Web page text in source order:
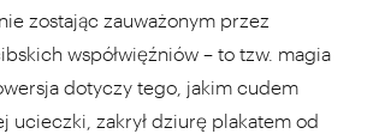
zostając zauważonym przez
współwięźniów – to tzw. magia
dotyczy tego, jakim cudem
ucieczki, zakrył dziurę plakatem od